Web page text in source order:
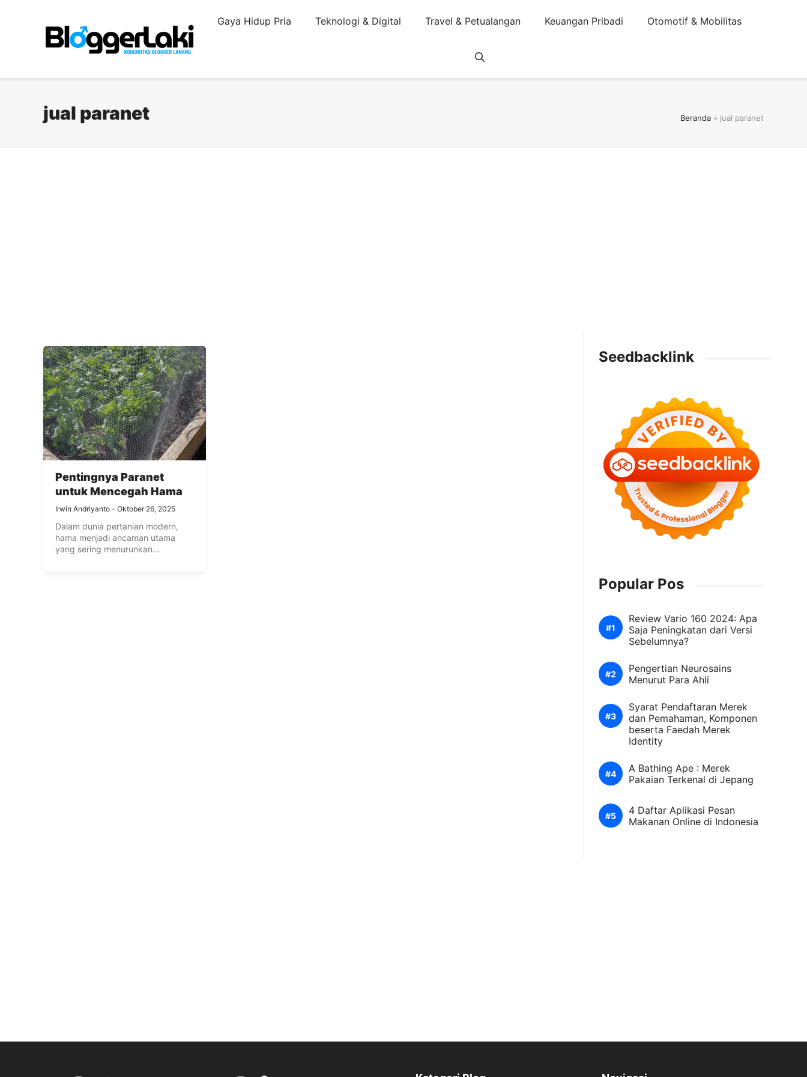
Gaya Hidup Pria Teknologi & Digital Travel & Petualangan Keuangan Pribadi Otomotif & Mobilitas
jual paranet Beranda » jual paranet
Pentingnya Paranet
untuk Mencegah Hama
Irwin Andriyanto Oktober 26, 2025
Dalam dunia pertanian modern,
hama menjadi ancaman utama
yang sering menurunkan
Seedbacklink
Popular Pos
Review Vario 160 2024: Apa
Saja Peningkatan dari Versi
Sebelumnya?
Pengertian Neurosains
Menurut Para Ahli
Syarat Pendaftaran Merek
dan Pemahaman, Komponen
beserta Faedah Merek
Identity
A Bathing Ape : Merek
Pakaian Terkenal di Jepang
4 Daftar Aplikasi Pesan
Makanan Online di Indonesia